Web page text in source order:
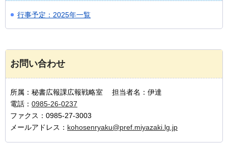
行事予定：2025年一覧
お問い合わせ
所属：秘書広報課広報戦略室 担当者名：伊達
電話： 0985-26-0237
ファクス：0985-27-3003
メールアドレス： kohosenryaku@pref.miyazaki.lg.jp